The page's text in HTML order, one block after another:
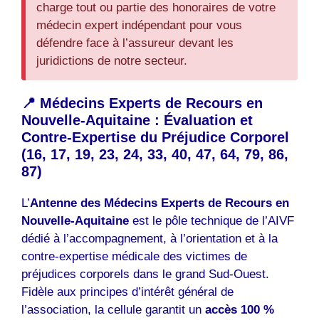
charge tout ou partie des honoraires de votre
médecin expert indépendant pour vous
défendre face à l’assureur devant les
juridictions de notre secteur.
📍 Médecins Experts de Recours en
Nouvelle-Aquitaine : Évaluation et
Contre-Expertise du Préjudice Corporel
(16, 17, 19, 23, 24, 33, 40, 47, 64, 79, 86,
87)
L’Antenne des Médecins Experts de Recours en
Nouvelle-Aquitaine est le pôle technique de l’AIVF
dédié à l’accompagnement, à l’orientation et à la
contre-expertise médicale des victimes de
préjudices corporels dans le grand Sud-Ouest.
Fidèle aux principes d’intérêt général de
l’association, la cellule garantit un accès 100 %